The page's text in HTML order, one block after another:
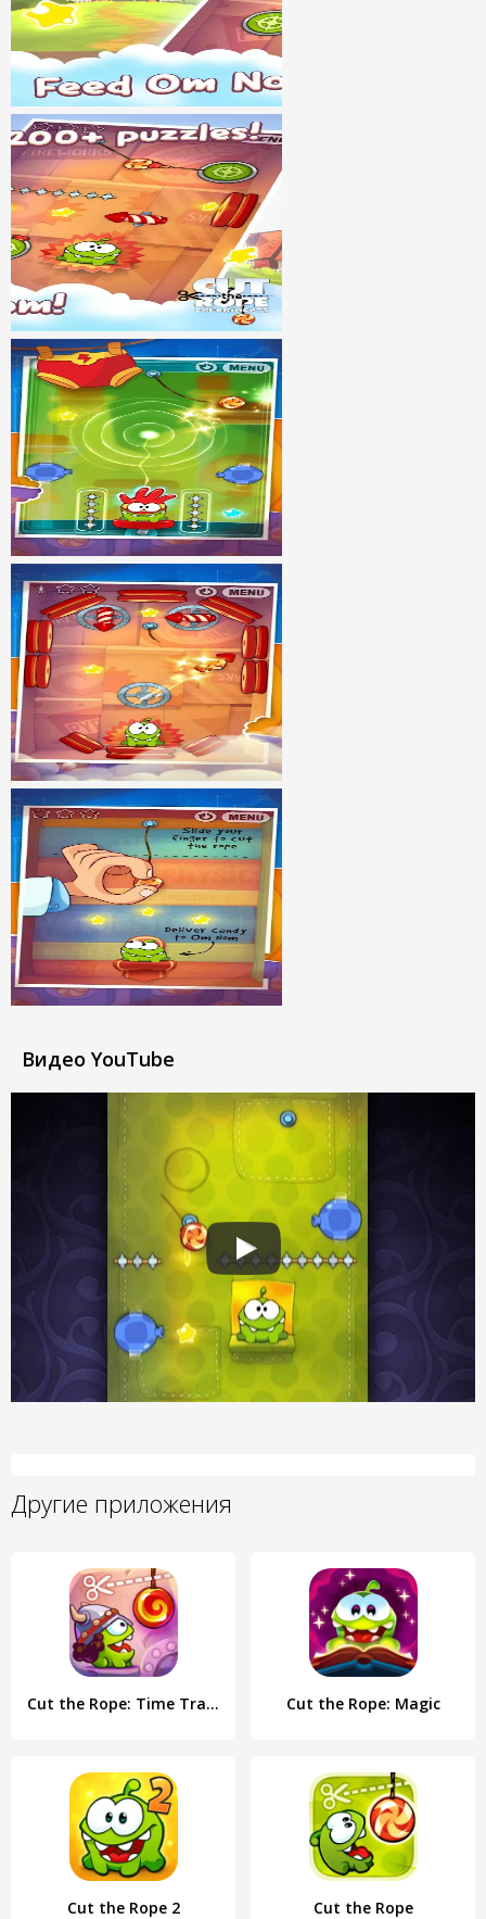
Видео YouTube
Другие приложения
Cut the Rope: Time Travel Cut the Rope: Magic
Cut the Rope 2 Cut the Rope